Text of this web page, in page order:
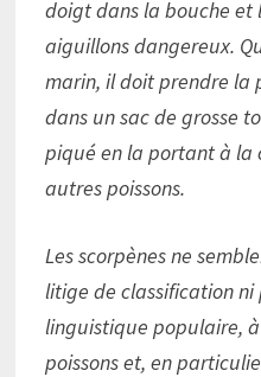
doigt dans la bouche et
aiguillons dangereux.
marin, il doit prendre la
dans un sac de grosse
piqué en la portant à la
autres poissons.
Les scorpènes ne
litige de classification
linguistique populaire,
poissons et, en